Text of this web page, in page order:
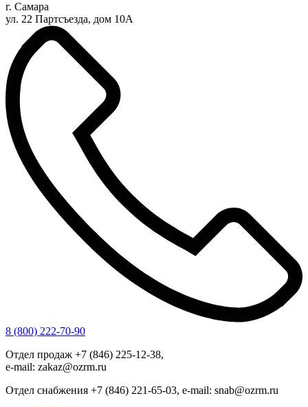
г. Самара
ул. 22 Партсъезда, дом 10А
8 (800) 222-70-90
Отдел продаж +7 (846) 225-12-38,
e-mail: zakaz@ozrm.ru
Отдел снабжения +7 (846) 221-65-03, e-mail: snab@ozrm.ru